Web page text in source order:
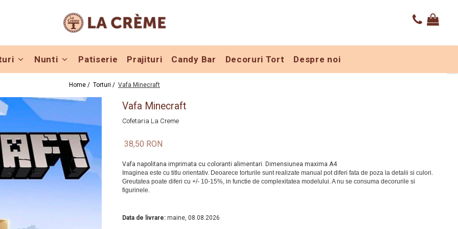
Nunti Patiserie Prajituri Candy Bar Decoruri Tort Despre noi
Home / Torturi / Vafa Minecraft
Vafa Minecraft
Cofetaria La Creme
38,50 RON
Vafa napolitana imprimata cu coloranti alimentari. Dimensiunea maxima A4
Data de livrare: maine, 08.08.2026